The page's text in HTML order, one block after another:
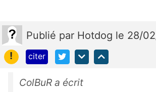
Publié par Hotdog le 28/
!
citer
ColBuR a écrit